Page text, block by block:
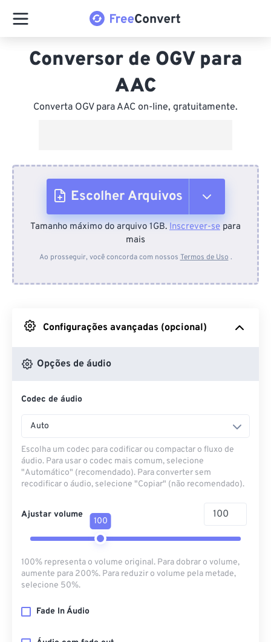
Conversor de OGV para
AAC
Converta OGV para AAC on-line, gratuitamente.
Escolher Arquivos
Do dispositivo
Do Google Drive
Do OneDrive
Tamanho máximo do arquivo 1GB. Inscrever-se para
mais
Ao prosseguir, você concorda com nossos Termos de Uso .
Configurações avançadas (opcional)
Opções de áudio
Codec de áudio
Auto
Escolha um codec para codificar ou compactar o fluxo de
áudio. Para usar o codec mais comum, selecione
"Automático" (recomendado). Para converter sem
recodificar o áudio, selecione "Copiar" (não recomendado).
Ajustar volume
100
100% representa o volume original. Para dobrar o volume,
aumente para 200%. Para reduzir o volume pela metade,
selecione 50%.
Fade In Áudio